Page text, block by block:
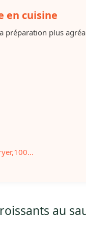
en cuisine
préparation plus
au